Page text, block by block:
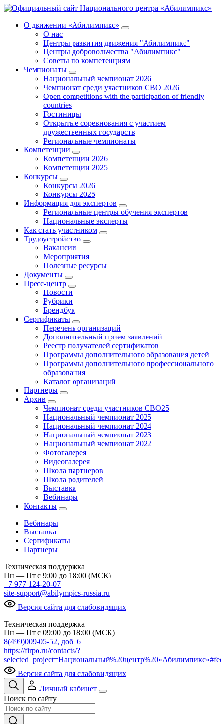
О движении «Абилимпикс»
О нас
Центры развития движения "Абилимпикс"
Центры добровольчества "Абилимпикс"
Советы по компетенциям
Чемпионаты
Национальный чемпионат 2026
Чемпионат среди участников СВО 2026
Open competitions with the participation of friendly
countries
Гостиницы
Открытые соревнования с участием
дружественных государств
Региональные чемпионаты
Компетенции
Компетенции 2026
Компетенции 2025
Конкурсы
Конкурсы 2026
Конкурсы 2025
Информация для экспертов
Региональные центры обучения экспертов
Национальные эксперты
Как стать участником
Трудоустройство
Вакансии
Мероприятия
Полезные ресурсы
Документы
Пресс-центр
Новости
Рубрики
Брендбук
Сертификаты
Перечень организаций
Дополнительный прием заявлений
Реестр получателей сертификатов
Программы дополнительного образования детей
Программы дополнительного профессионального
образования
Каталог организаций
Партнеры
Архив
Чемпионат среди участников СВО25
Национальный чемпионат 2025
Национальный чемпионат 2024
Национальный чемпионат 2023
Национальный чемпионат 2022
Фотогалерея
Видеогалерея
Школа партнеров
Школа родителей
Выставка
Вебинары
Контакты
Вебинары
Выставка
Сертификаты
Партнеры
Техническая поддержка
Пн — Пт с 9:00 до 18:00 (МСК)
+7 977 124-20-07
site-support@abilympics-russia.ru
Версия сайта для слабовидящих
Техническая поддержка
Пн — Пт с 09:00 до 18:00 (МСК)
8(499)009-05-52, доб. 6
https://firpo.ru/contacts/?
Версия сайта для слабовидящих
Личный кабинет
Поиск по сайту